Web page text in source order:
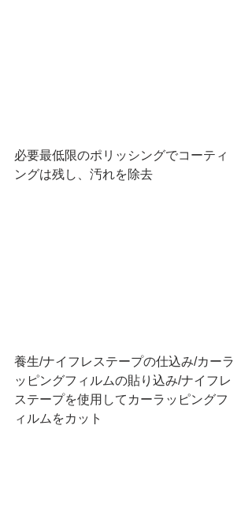
必要最低限のポリッシングでコーティ
ングは残し、汚れを除去
養生/ナイフレステープの仕込み/カーラ
ッピングフィルムの貼り込み/ナイフレ
ステープを使用してカーラッピングフ
ィルムをカット